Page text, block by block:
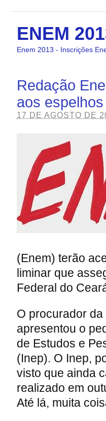
ENEM
Enem 2013 - Inscrições
Redação
aos
17 DE AGOSTO DE
(Enem) terão
liminar que
Federal do
O procurador
apresentou o
de Estudos e
(Inep). O Inep,
visto que ainda
realizado em
Até lá, muita